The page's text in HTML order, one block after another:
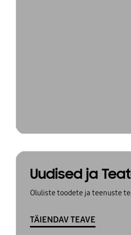
Uudised ja
Oluliste toodete ja teenuste
TÄIENDAV TEAVE